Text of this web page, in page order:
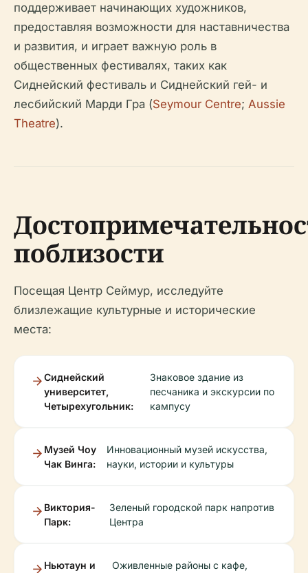
поддерживает начинающих художников,
предоставляя возможности для наставничества
и развития, и играет важную роль в
общественных фестивалях, таких как
Сиднейский фестиваль и Сиднейский гей- и
лесбийский Марди Гра (Seymour Centre; Aussie
Theatre).
поблизости
Посещая Центр Сеймур, исследуйте
близлежащие культурные и исторические
места:
Сиднейский
университет,
Четырехугольник:
Знаковое здание из
песчаника и экскурсии по
кампусу
Музей Чоу
Чак Винга:
Инновационный музей искусства,
науки, истории и культуры
Виктория-
Парк:
Зеленый городской парк напротив
Центра
Ньютаун и
Оживленные районы с кафе,